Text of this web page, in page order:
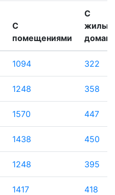
С
помещениями
С
1094 322
1248 358
1570 447
1438 450
1248 395
1417 418